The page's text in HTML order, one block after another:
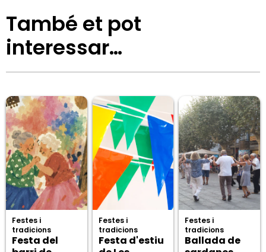
També et pot
interessar…
Festes i
tradicions
Festa del
Festes i
tradicions
Festa d'estiu
Festes i
tradicions
Ballada de